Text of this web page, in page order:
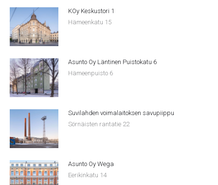
KOy Keskustori 1
Hämeenkatu 15
Asunto Oy Läntinen Puistokatu 6
Hämeenpuisto 6
Suvilahden voimalaitoksen savupiippu
Sörnäisten rantatie 22
Asunto Oy Wega
Eerikinkatu 14